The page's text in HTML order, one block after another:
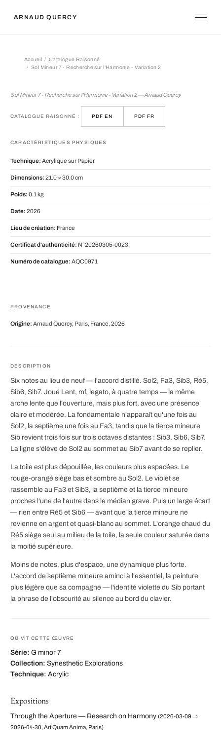
ARNAUD QUERCY
Accueil
Catalogue Raisonné
Sol Mineur 7 - Recherche sur l'Harmonie - Variation 2
Sol Mineur 7 - Recherche sur l'Harmonie - Variation 2 — Arnaud Quercy
CATALOGUE RAISONNÉ : PDF EN PDF FR
CARACTÉRISTIQUES PHYSIQUES
Technique: Acrylique sur Papier
Dimensions: 21.0 × 30.0 cm
Poids: 0.1 kg
Date: 2026
Lieu de création: France
Certificat d'authenticité: N°20260305-0023
Numéro de catalogue: AQC0971
PROVENANCE
Origine: Arnaud Quercy, Paris, France, 2026
DESCRIPTION
Six notes au lieu de neuf — l'accord distillé. Sol2, Fa3, Sib3, Ré5,
Sib6, Sib7. Joué Lent, mf, legato, à quatre temps — la même
arche lente que l'ouverture, mais plus fort, avec une présence
claire et modérée. La fondamentale n'apparaît qu'une fois au
Sol2, la septième une fois au Fa3, tandis que la tierce mineure
Sib revient trois fois sur trois octaves distantes : Sib3, Sib6, Sib7.
La ligne s'élève de Sol2 au sommet au Sib7 avant de se replier.
La toile est plus dépouillée, les couleurs plus espacées. Le
rouge-orangé siège bas et sombre au Sol2. Le violet se
rassemble au Fa3 et Sib3, la septième et la tierce mineure
proches l'une de l'autre dans le médian grave. Puis un large écart
— rien entre Ré5 et Sib6 — avant que la tierce mineure ne
revienne en argent et quasi-blanc au sommet. L'orange chaud du
Ré5 siège seul au milieu de la toile, la seule couleur saturée dans
la moitié supérieure.
Moins de notes, plus d'espace, une dynamique plus forte.
L'accord de septième mineure aminci à l'essentiel, la peinture
plus légère que sa compagne — l'identité violette du Sib portant
la phrase de l'obscurité au silence au bord du clavier.
OÙ VIT CETTE ŒUVRE
Série: G minor 7
Collection: Synesthetic Explorations
Technique: Acrylic
Expositions
Through the Aperture — Research on Harmony (2026-03-09 →
2026-04-30, Art Quam Anima, Paris)